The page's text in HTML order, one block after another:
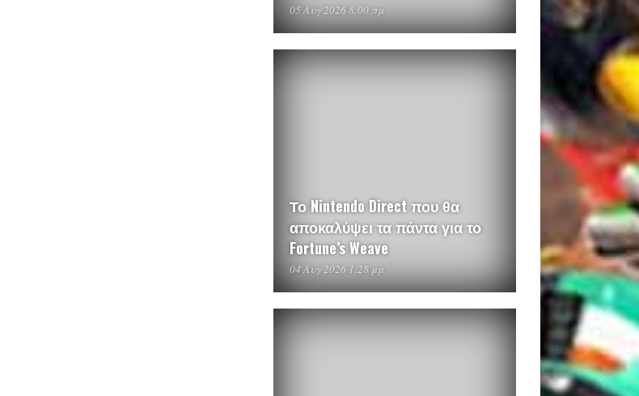
05 Αυγ 2026 8:00 πμ
Το Nintendo Direct που θα
αποκαλύψει τα πάντα για το
Fortune’s Weave
04 Αυγ 2026 1:28 μμ